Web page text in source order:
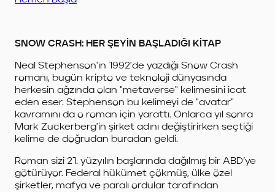
SNOW CRASH: HER ŞEYİN BAŞLADIĞI KİTAP
Neal Stephenson'ın 1992'de yazdığı Snow Crash
romanı, bugün kripto ve teknoloji dünyasında
herkesin ağzında olan "metaverse" kelimesini icat
eden eser. Stephenson bu kelimeyi de "avatar"
kavramını da o roman için yarattı. Onlarca yıl sonra
Mark Zuckerberg'in şirket adını değiştirirken seçtiği
kelime de doğrudan buradan geldi.
Roman sizi 21. yüzyılın başlarında dağılmış bir ABD’ye
götürüyor. Federal hükümet çökmüş, ülke özel
şirketler, mafya ve paralı ordular tarafından